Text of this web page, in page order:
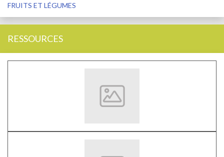
FRUITS ET LÉGUMES
RESSOURCES